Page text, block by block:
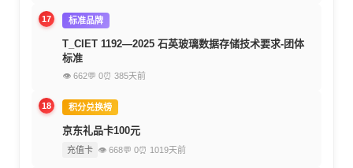
17 标准品牌
T_CIET 1192—2025 石英玻璃数据存储技术要求-团体
标准
👁 662💬 0⏰ 385天前
18 积分兑换榜
京东礼品卡100元
充值卡 👁 668💬 0⏰ 1019天前